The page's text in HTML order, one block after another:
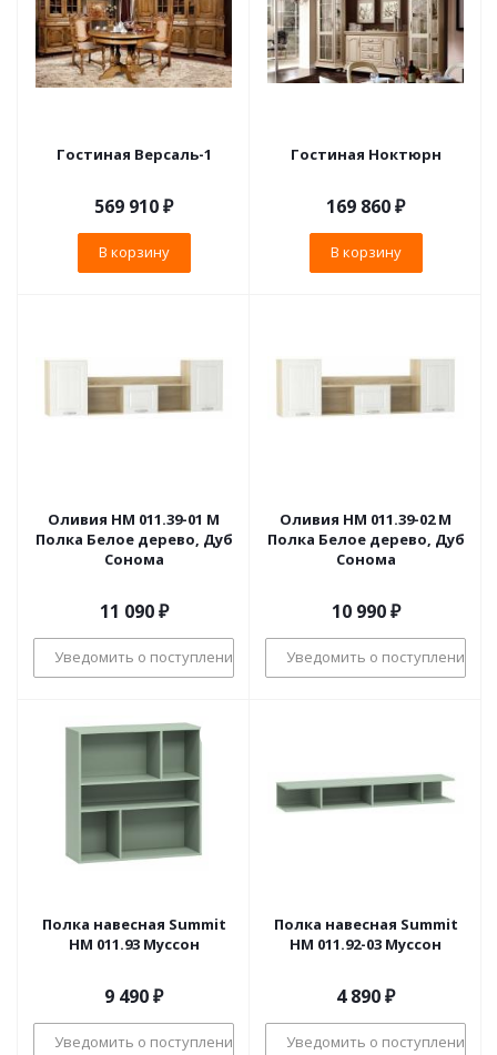
Гостиная Версаль-1
569 910₽
В корзину
Гостиная Ноктюрн
169 860₽
В корзину
Оливия НМ 011.39-01 М
Полка Белое дерево, Дуб
Сонома
11 090₽
Уведомить о поступлении
Оливия НМ 011.39-02 М
Полка Белое дерево, Дуб
Сонома
10 990₽
Уведомить о поступлении
Полка навесная Summit
НМ 011.93 Муссон
9 490₽
Уведомить о поступлении
Полка навесная Summit
НМ 011.92-03 Муссон
4 890₽
Уведомить о поступлении